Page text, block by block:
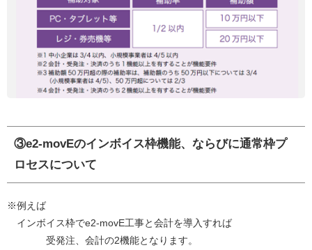
③e2-movEのインボイス枠機能、ならびに通常枠プ
ロセスについて
※例えば
インボイス枠でe2-movE工事と会計を導入すれば
受発注、会計の2機能となります。